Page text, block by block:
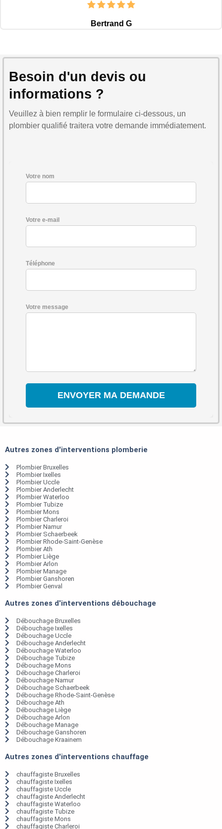
Bertrand G
Besoin d'un devis ou
informations ?
Veuillez à bien remplir le formulaire ci-dessous, un
plombier qualifié traitera votre demande immédiatement.
Votre nom
Votre e-mail
Téléphone
Votre message
Autres zones d'interventions plomberie
Plombier Bruxelles
Plombier Ixelles
Plombier Uccle
Plombier Anderlecht
Plombier Waterloo
Plombier Tubize
Plombier Mons
Plombier Charleroi
Plombier Namur
Plombier Schaerbeek
Plombier Rhode-Saint-Genèse
Plombier Ath
Plombier Liège
Plombier Arlon
Plombier Manage
Plombier Ganshoren
Plombier Genval
Autres zones d'interventions débouchage
Débouchage Bruxelles
Débouchage Ixelles
Débouchage Uccle
Débouchage Anderlecht
Débouchage Waterloo
Débouchage Tubize
Débouchage Mons
Débouchage Charleroi
Débouchage Namur
Débouchage Schaerbeek
Débouchage Rhode-Saint-Genèse
Débouchage Ath
Débouchage Liège
Débouchage Arlon
Débouchage Manage
Débouchage Ganshoren
Débouchage Kraainem
Autres zones d'interventions chauffage
chauffagiste Bruxelles
chauffagiste Ixelles
chauffagiste Uccle
chauffagiste Anderlecht
chauffagiste Waterloo
chauffagiste Tubize
chauffagiste Mons
chauffagiste Charleroi